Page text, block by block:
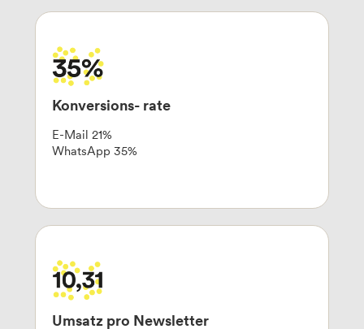
Konversions- rate
E-Mail 21%
WhatsApp 35%
Umsatz pro Newsletter